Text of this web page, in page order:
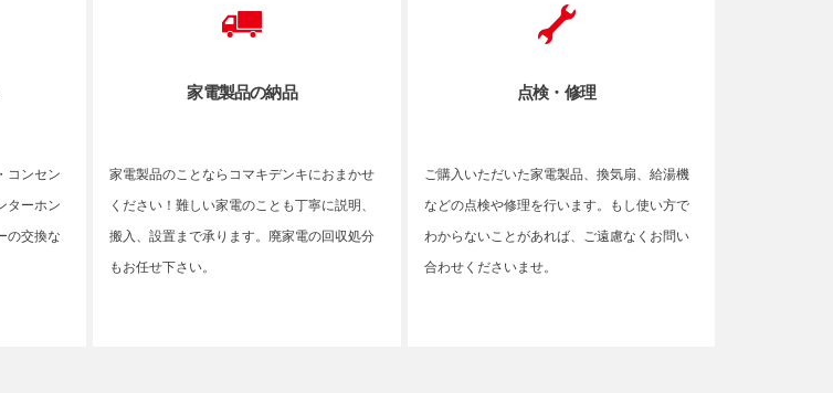
コンセン
ターホン
の交換な
家電製品の納品
家電製品のことならコマキデンキにおまかせ
ください！難しい家電のことも丁寧に説明、
搬入、設置まで承ります。廃家電の回収処分
もお任せ下さい。
点検・修理
ご購入いただいた家電製品、換気扇、給湯機
などの点検や修理を行います。もし使い方で
わからないことがあれば、ご遠慮なくお問い
合わせくださいませ。